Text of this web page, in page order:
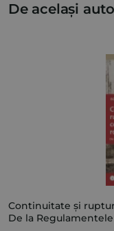
De același
Continuitate și
De la